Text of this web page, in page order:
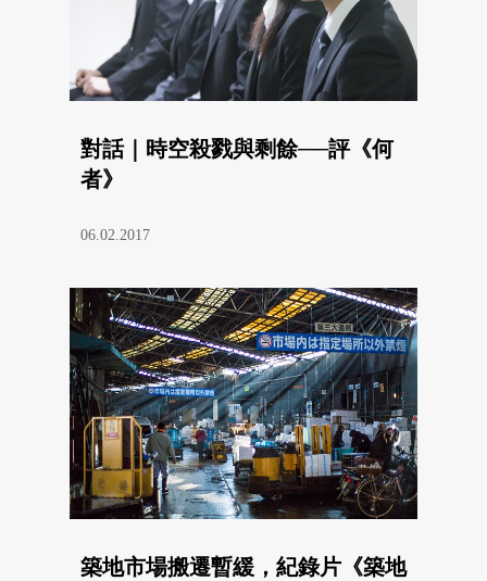
對話｜時空殺戮與剩餘──評《何
者》
06.02.2017
築地市場搬遷暫緩，紀錄片《築地